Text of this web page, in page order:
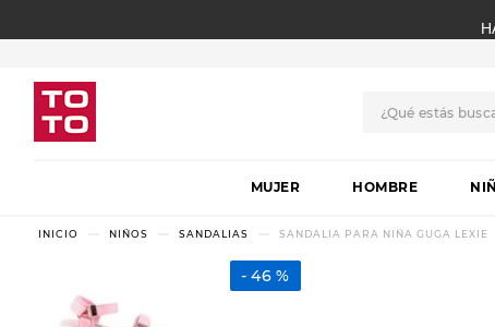
MUJER HOMBRE
NIÑOS SANDALIAS SANDALIA PARA NIÑA GUGA LEXIE
46 %
1.
botas
2.
skechers
3.